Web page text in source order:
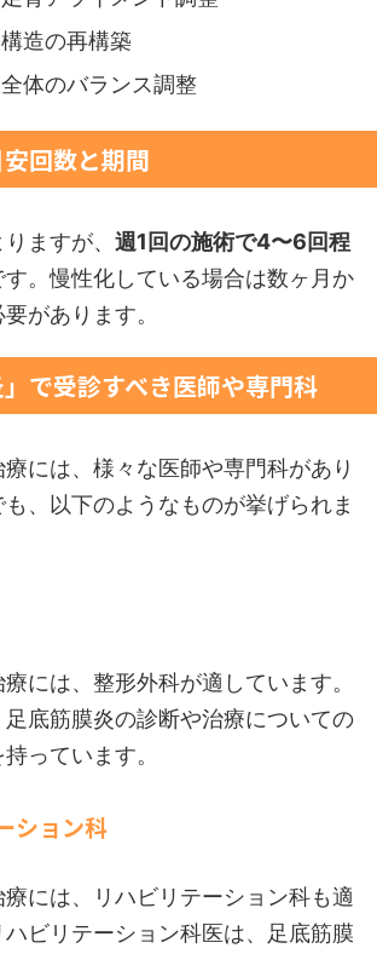
造の再構築
体のバランス調整
回数と期間
ますが、 週1回の施術で4〜6回程
。慢性化している場合は数ヶ月か
があります。
」で受診すべき医師や専門科
には、様々な医師や専門科があり
も、以下のようなものが挙げられま
には、整形外科が適しています。
底筋膜炎の診断や治療についての
っています。
ション科
には、リハビリテーション科も適
ハビリテーション科医は、足底筋膜